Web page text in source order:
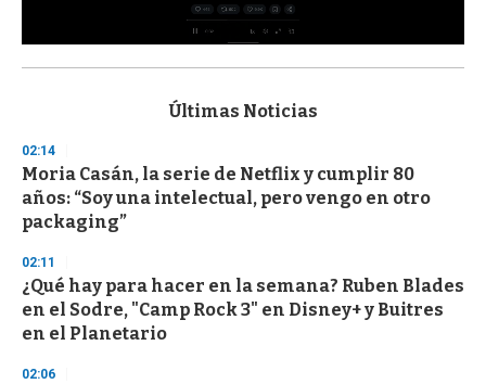
s
d
s
o
f
3
s
c
o
n
Últimas Noticias
02:14
Moria Casán, la serie de Netflix y cumplir 80
años: “Soy una intelectual, pero vengo en otro
packaging”
02:11
¿Qué hay para hacer en la semana? Ruben Blades
en el Sodre, "Camp Rock 3" en Disney+ y Buitres
en el Planetario
02:06